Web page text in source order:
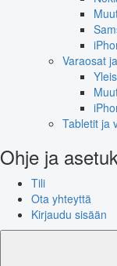
Varaosat
Tabletit ja
Ohje ja
Tili
Ota yhteyttä
Kirjaudu sisään